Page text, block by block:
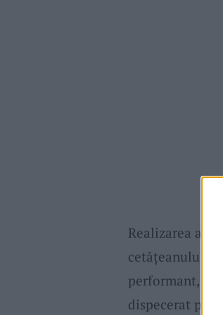
Realizarea
cetățeanului,
performant,
dispecerat pe